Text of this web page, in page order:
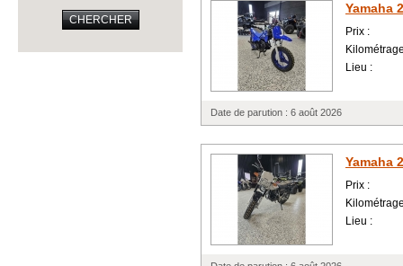
CHERCHER
Yamaha
Prix :
Lieu :
Date de parution : 6 août 2026
Yamaha
Prix :
Lieu :